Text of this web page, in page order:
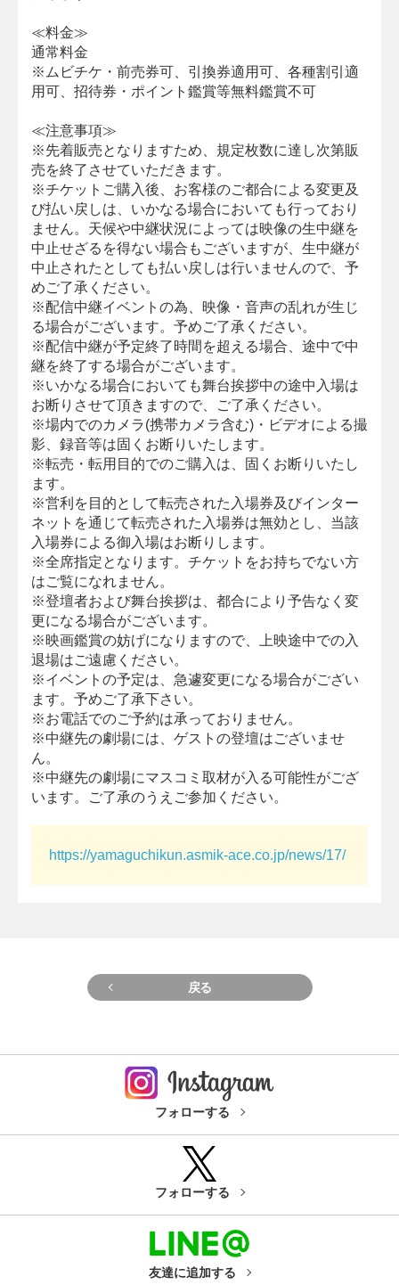
≪料金≫
通常料金
※ムビチケ・前売券可、引換券適用可、各種割引適
用可、招待券・ポイント鑑賞等無料鑑賞不可
≪注意事項≫
※先着販売となりますため、規定枚数に達し次第販
売を終了させていただきます。
※チケットご購入後、お客様のご都合による変更及
び払い戻しは、いかなる場合においても行っており
ません。天候や中継状況によっては映像の生中継を
中止せざるを得ない場合もございますが、生中継が
中止されたとしても払い戻しは行いませんので、予
めご了承ください。
※配信中継イベントの為、映像・音声の乱れが生じ
る場合がございます。予めご了承ください。
※配信中継が予定終了時間を超える場合、途中で中
継を終了する場合がございます。
※いかなる場合においても舞台挨拶中の途中入場は
お断りさせて頂きますので、ご了承ください。
※場内でのカメラ(携帯カメラ含む)・ビデオによる撮
影、録音等は固くお断りいたします。
※転売・転用目的でのご購入は、固くお断りいたし
ます。
※営利を目的として転売された入場券及びインター
ネットを通じて転売された入場券は無効とし、当該
入場券による御入場はお断りします。
※全席指定となります。チケットをお持ちでない方
はご覧になれません。
※登壇者および舞台挨拶は、都合により予告なく変
更になる場合がございます。
※映画鑑賞の妨げになりますので、上映途中での入
退場はご遠慮ください。
※イベントの予定は、急遽変更になる場合がござい
ます。予めご了承下さい。
※お電話でのご予約は承っておりません。
※中継先の劇場には、ゲストの登壇はございませ
ん。
※中継先の劇場にマスコミ取材が入る可能性がござ
います。ご了承のうえご参加ください。
https://yamaguchikun.asmik-ace.co.jp/news/17/
戻る
フォローする
フォローする
友達に追加する